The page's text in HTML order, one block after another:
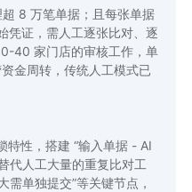
8 万笔单据；且每张单据
凭证，需人工逐张比对、逐
40 家门店的审核工作，单
金周转，传统人工模式已
特性，搭建 “输入单据 - AI
代人工大量的重复比对工
需单独提交”等关键节点，